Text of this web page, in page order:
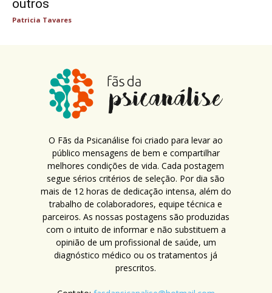
outros
Patricia Tavares
O Fãs da Psicanálise foi criado para levar ao
público mensagens de bem e compartilhar
melhores condições de vida. Cada postagem
segue sérios critérios de seleção. Por dia são
mais de 12 horas de dedicação intensa, além do
trabalho de colaboradores, equipe técnica e
parceiros. As nossas postagens são produzidas
com o intuito de informar e não substituem a
opinião de um profissional de saúde, um
diagnóstico médico ou os tratamentos já
prescritos.